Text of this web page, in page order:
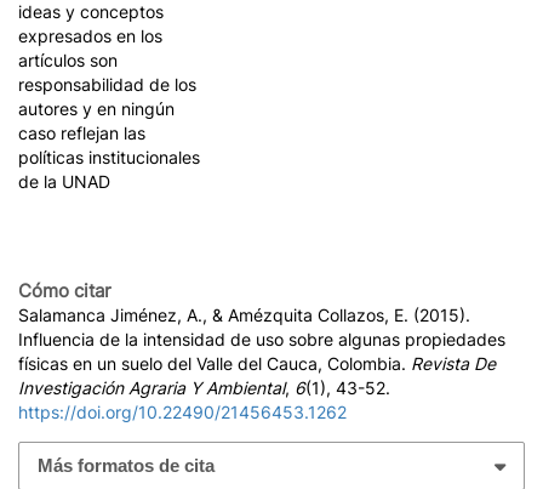
ideas y conceptos
expresados en los
artículos son
responsabilidad de los
autores y en ningún
caso reflejan las
políticas institucionales
de la UNAD
Cómo citar
Salamanca Jiménez, A., & Amézquita Collazos, E. (2015).
Influencia de la intensidad de uso sobre algunas propiedades
físicas en un suelo del Valle del Cauca, Colombia. Revista De
Investigación Agraria Y Ambiental, 6(1), 43-52.
https://doi.org/10.22490/21456453.1262
Más formatos de cita